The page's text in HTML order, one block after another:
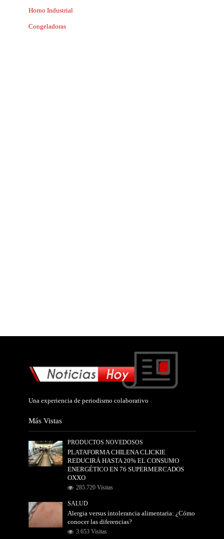
Horno Industrial
Congeladoras
Una experiencia de periodismo colaborativo
Más Vistas
PRODUCTOS NOVEDOSOS
PLATAFORMA CHILENA CLICKIE
REDUCIRÁ HASTA 20% EL CONSUMO
ENERGÉTICO EN 76 SUPERMERCADOS
OXXO
285.720 Visitas
SALUD
Alergia versus intolerancia alimentaria: ¿Cómo
conocer las diferencias?
3.653 Visitas